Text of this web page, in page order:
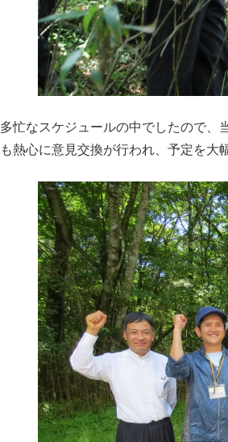
多忙なスケジュールの中でしたので、
も熱心に意見交換が行われ、予定を大